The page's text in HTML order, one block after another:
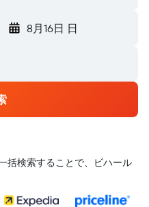
8月16日 日
括検索することで、ビハール